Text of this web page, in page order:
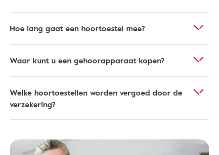
Hoe lang gaat een hoortoestel mee?
Waar kunt u een gehoorapparaat kopen?
Welke hoortoestellen worden vergoed door de
verzekering?